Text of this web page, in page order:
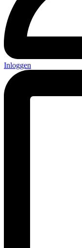
Inloggen